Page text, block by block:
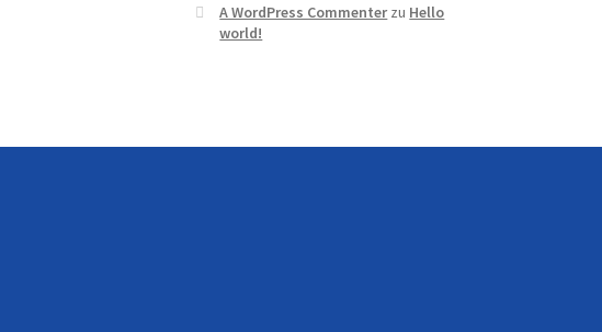
A WordPress Commenterzu Hello
world!